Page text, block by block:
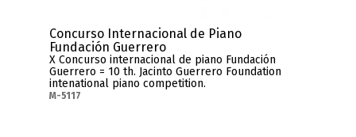
Concurso Internacional de Piano
Fundación Guerrero
X Concurso internacional de piano Fundación
Guerrero = 10 th. Jacinto Guerrero Foundation
intenational piano competition.
M-5117